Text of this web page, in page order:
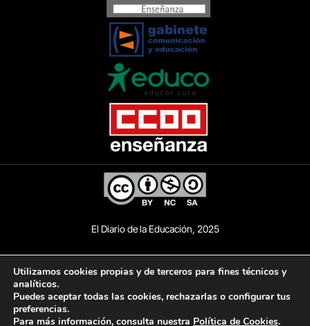
El Diario de la Educación, 2025
AVISO LEGAL
POLÍTICA DE COOKIES ACCESIBILIDAD
Utilizamos cookies propias y de terceros para fines técnicos y
analíticos.
Puedes aceptar todas las cookies, rechazarlas o configurar tus
preferencias.
Para más información, consulta nuestra Política de Cookies.